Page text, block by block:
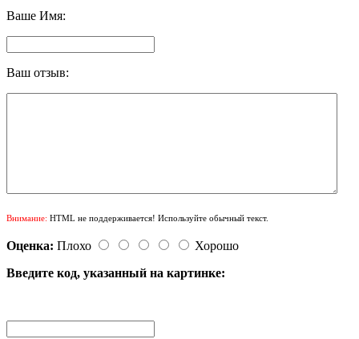
Ваше Имя:
Ваш отзыв:
Внимание: HTML не поддерживается! Используйте обычный текст.
Оценка: Плохо
Хорошо
Введите код, указанный на картинке: